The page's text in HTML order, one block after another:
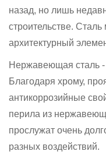
назад, но лишь
строительстве.
архитектурный
Нержавеющая сталь
Благодаря хрому,
антикоррозийные
перила из
прослужат очень
разных воздействий.